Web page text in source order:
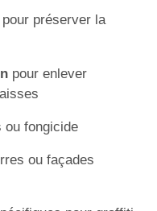
préserver la
pour enlever
ou fongicide
ou façades